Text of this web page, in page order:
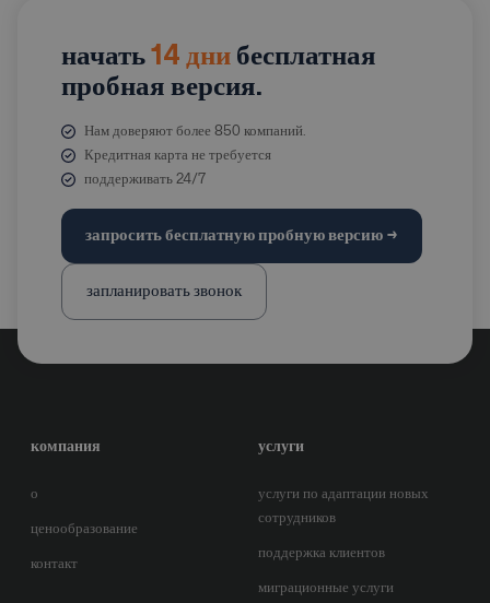
начать 14 дни бесплатная
пробная версия.
Нам доверяют более 850 компаний.
Кредитная карта не требуется
поддерживать 24/7
запросить бесплатную пробную версию →
запланировать звонок
компания
о
ценообразование
контакт
услуги
услуги по адаптации новых
сотрудников
поддержка клиентов
миграционные услуги